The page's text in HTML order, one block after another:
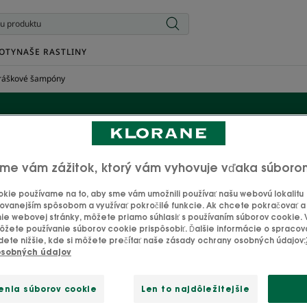
NAŠE RASTLINY
šampóny
a práškové
plytvanie. Nielen ekologické, zmyselné a vegánske:
ktorých pomocou si s potešením napeníte a jemne
kúpeľne alebo toaletného stolíka bez toho, aby zaberali
vám zážitok, ktorý vám vyhovuje vďaka
používame na to, aby sme vám umožnili používať našu webovú lokalitu
spôsobom a využívať pokročilé funkcie. Ak chcete pokračovať a
webovej stránky, môžete priamo súhlasiť s používaním súborov cookie.
používanie súborov cookie prispôsobiť. Ďalšie informácie o
nižšie, kde si môžete prečítať naše zásady ochrany osobných údajov:
údajov
súborov cookie Len to najdôležitejšie